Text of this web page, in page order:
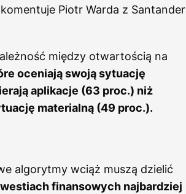
Piotr Warda z Santander
między otwartością na
oceniają swoją sytuację
aplikacje (63 proc.) niż
materialną (49 proc.).
algorytmy wciąż muszą dzielić
finansowych najbardziej